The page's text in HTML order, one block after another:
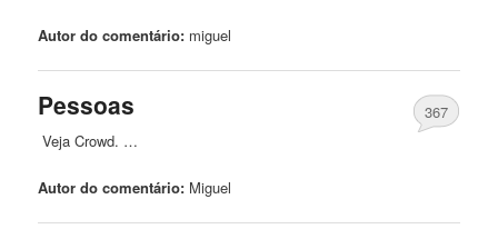
Autor do comentário: miguel
Pessoas
367
Veja Crowd. …
Autor do comentário: Miguel